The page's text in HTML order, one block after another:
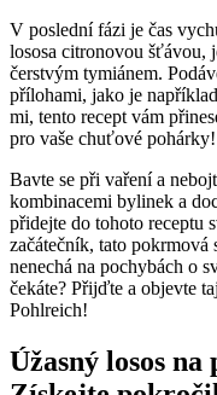
V poslední fázi je čas
lososa citronovou šťávou,
čerstvým tymiánem.
přílohami, jako je
mi, tento recept vám
pro vaše chuťové pohárky!
Bavte se při vaření a
kombinacemi bylinek a
přidejte do tohoto receptu
začátečník, tato pokrmová
nenechá na pochybách o
čekáte? Přijďte a objevte
Pohlreich!
Úžasný losos